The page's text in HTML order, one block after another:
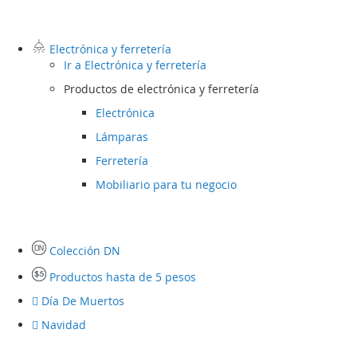
Electrónica y ferretería
Ir a Electrónica y ferretería
Productos de electrónica y ferretería
Electrónica
Lámparas
Ferretería
Mobiliario para tu negocio
Colección DN
Productos hasta de 5 pesos
Día De Muertos
Navidad